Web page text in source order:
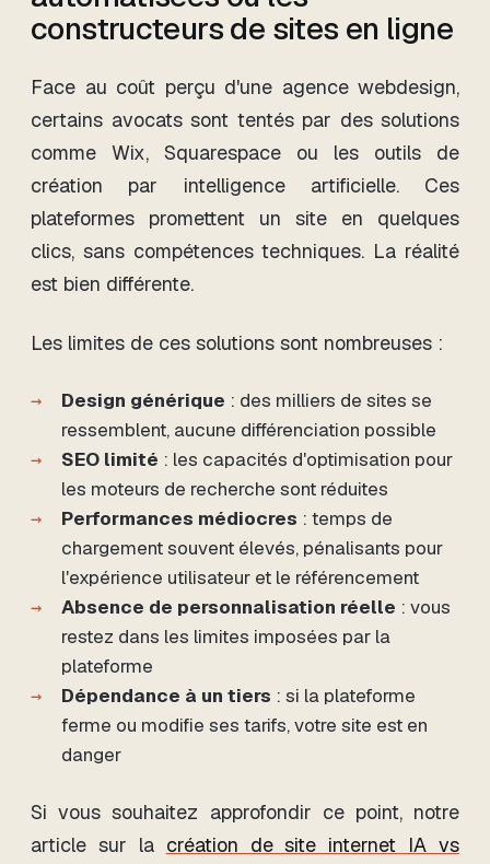
constructeurs de sites en ligne
Face au coût perçu d'une agence webdesign,
certains avocats sont tentés par des solutions
comme Wix, Squarespace ou les outils de
création par intelligence artificielle. Ces
plateformes promettent un site en quelques
clics, sans compétences techniques. La réalité
est bien différente.
Les limites de ces solutions sont nombreuses :
Design générique : des milliers de sites se
ressemblent, aucune différenciation possible
SEO limité : les capacités d'optimisation pour
les moteurs de recherche sont réduites
Performances médiocres : temps de
chargement souvent élevés, pénalisants pour
l'expérience utilisateur et le référencement
Absence de personnalisation réelle : vous
restez dans les limites imposées par la
plateforme
Dépendance à un tiers : si la plateforme
ferme ou modifie ses tarifs, votre site est en
danger
Si vous souhaitez approfondir ce point, notre
article sur la création de site internet IA vs